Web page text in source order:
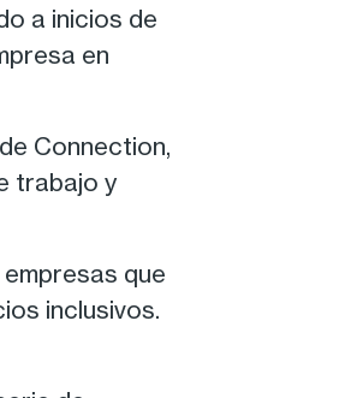
a inicios de
en
Connection,
trabajo y
que
inclusivos.